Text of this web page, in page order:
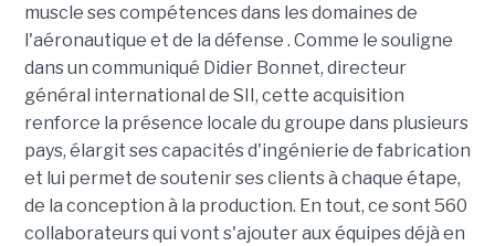
muscle ses compétences dans les domaines de
l'aéronautique et de la défense . Comme le souligne
dans un communiqué Didier Bonnet, directeur
général international de SII, cette acquisition
renforce la présence locale du groupe dans plusieurs
pays, élargit ses capacités d'ingénierie de fabrication
et lui permet de soutenir ses clients à chaque étape,
de la conception à la production. En tout, ce sont 560
collaborateurs qui vont s'ajouter aux équipes déjà en